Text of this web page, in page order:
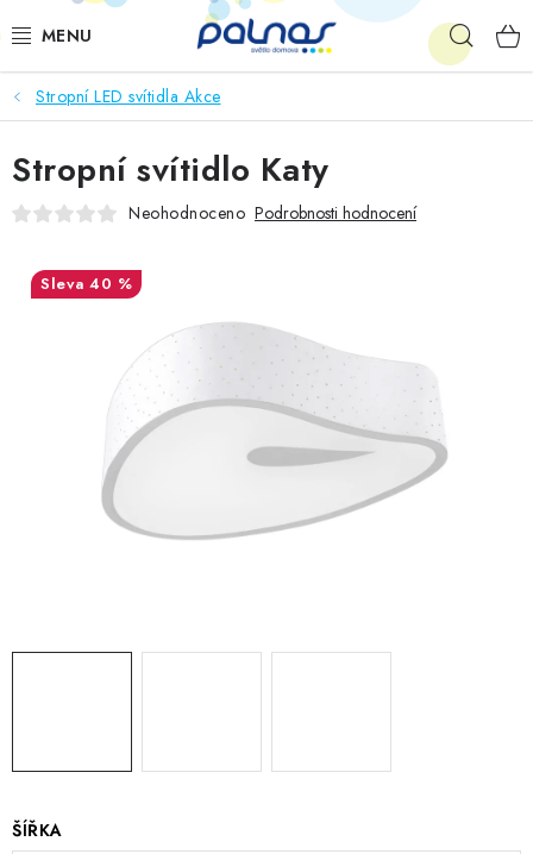
na
OSVĚTLENÍ INTERIÉRU
LED
VENKOVNÍ OSVĚTLENÍ
AKCE
KE STAŽENÍ
Stropní LED svítidla Akce
ŠÍŘKA
Stropní svítidlo Katy
Neohodnoceno Podrobnosti hodnocení
40 %